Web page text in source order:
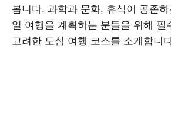
봅니다. 과학과 문화, 휴식이 공존
일 여행을 계획하는 분들을 위해 필
고려한 도심 여행 코스를 소개합니